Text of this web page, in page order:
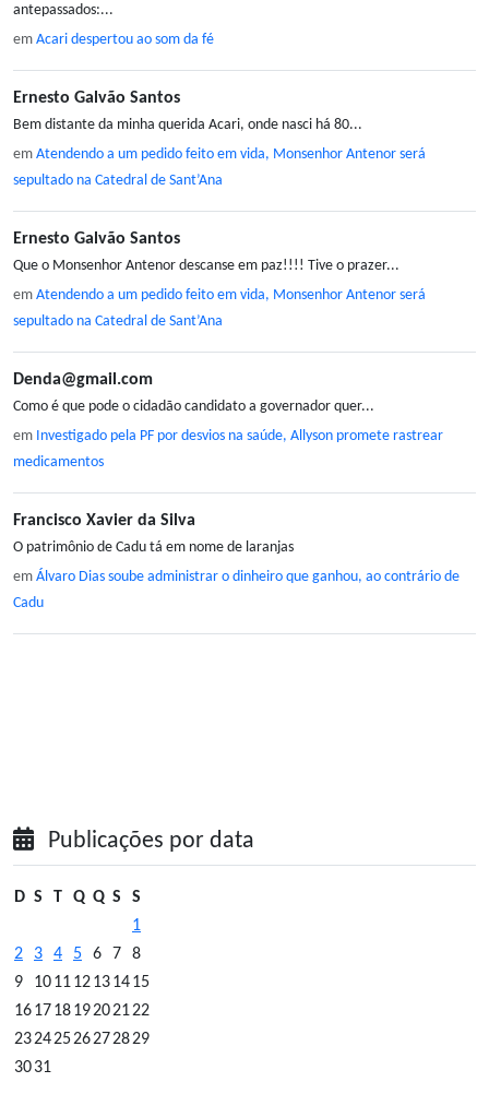
antepassados:...
em Acari despertou ao som da fé
Ernesto Galvão Santos
Bem distante da minha querida Acari, onde nasci há 80...
em Atendendo a um pedido feito em vida, Monsenhor Antenor será
sepultado na Catedral de Sant’Ana
Ernesto Galvão Santos
Que o Monsenhor Antenor descanse em paz!!!! Tive o prazer...
em Atendendo a um pedido feito em vida, Monsenhor Antenor será
sepultado na Catedral de Sant’Ana
Denda@gmail.com
Como é que pode o cidadão candidato a governador quer...
em Investigado pela PF por desvios na saúde, Allyson promete rastrear
medicamentos
Francisco Xavier da Silva
O patrimônio de Cadu tá em nome de laranjas
em Álvaro Dias soube administrar o dinheiro que ganhou, ao contrário de
Cadu
Publicações por data
D S T Q Q S
S
1
2
3 4 5 6 7
8
9
101112131415
16171819202122
23242526272829
3031